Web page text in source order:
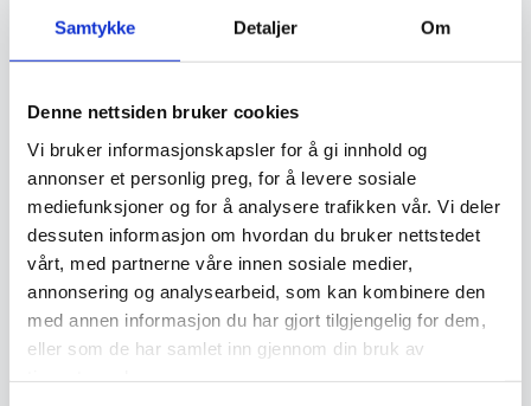
Samtykke Detaljer Om
Denne nettsiden bruker cookies
Vi bruker informasjonskapsler for å gi innhold og
annonser et personlig preg, for å levere sosiale
mediefunksjoner og for å analysere trafikken vår. Vi deler
dessuten informasjon om hvordan du bruker nettstedet
vårt, med partnerne våre innen sosiale medier,
annonsering og analysearbeid, som kan kombinere den
med annen informasjon du har gjort tilgjengelig for dem,
eller som de har samlet inn gjennom din bruk av
Ekte håndknyttede orientalske tepper er ettertraktede
kvalitet og finere knytting et teppe har, desto mer
verdifullt blir det over tid. Opprinnelse, materialvalg og
knutetetthet spiller en stor rolle i vurderingen av et teppes
verdi, og godt vedlikeholdte håndknyttede tepper kan gå i
arv i generasjoner.
Vedlikehold og levetid